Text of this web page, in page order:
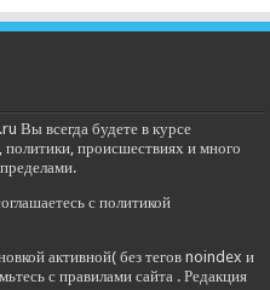
Вы всегда будете в курсе
происшествиях и много
с политикой
активной( без тегов noindex и
с правилами сайта . Редакция